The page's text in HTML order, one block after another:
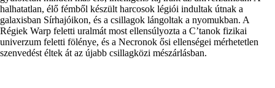
halhatatlan, élő fémből készült harcosok légiói indultak útnak a
galaxisban Sírhajóikon, és a csillagok lángoltak a nyomukban. A
Régiek Warp feletti uralmát most ellensúlyozta a C’tanok fizikai
univerzum feletti fölénye, és a Necronok ősi ellenségei mérhetetlen
szenvedést éltek át az újabb csillagközi mészárlásban.